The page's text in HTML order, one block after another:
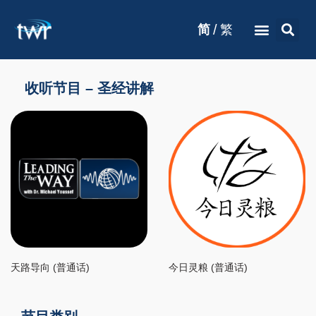
简 / 繁
收听节目 – 圣经讲解
天路导向 (普通话) 今日灵粮 (普通话)